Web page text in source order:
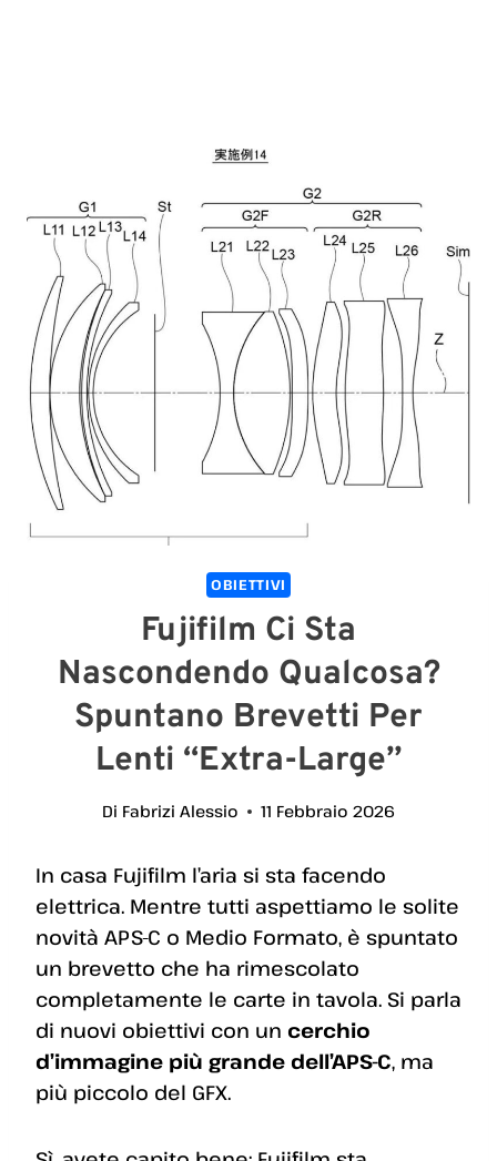
OBIETTIVI
Fujifilm Ci Sta
Nascondendo Qualcosa?
Spuntano Brevetti Per
Lenti “extra-Large”
Di Fabrizi Alessio 11 Febbraio 2026
In casa Fujifilm l’aria si sta facendo
elettrica. Mentre tutti aspettiamo le solite
novità APS-C o Medio Formato, è spuntato
un brevetto che ha rimescolato
completamente le carte in tavola. Si parla
di nuovi obiettivi con un cerchio
d’immagine più grande dell’APS-C, ma
più piccolo del GFX.